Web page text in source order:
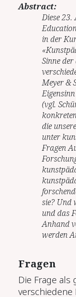
Abstract:
Diese 23.
in der
Sinne
Meyer &
(vgl.
die
unter
Fragen
sie? Und
und das
Anhand
werden
Fragen
Die Frage als